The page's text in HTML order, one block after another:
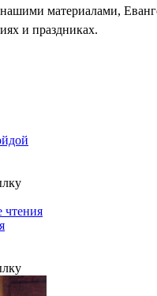
материалами,
и праздниках.
чтения